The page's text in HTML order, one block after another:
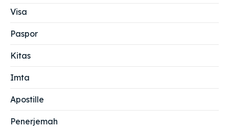
Visa
Paspor
Kitas
Imta
Apostille
Penerjemah